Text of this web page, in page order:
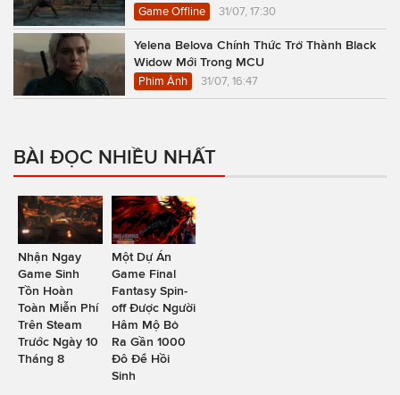
Game Offline 31/07, 17:30
Yelena Belova Chính Thức Trở Thành Black
Widow Mới Trong MCU
Phim Ảnh 31/07, 16:47
BÀI ĐỌC NHIỀU NHẤT
Nhận Ngay
Game Sinh
Tồn Hoàn
Toàn Miễn Phí
Trên Steam
Trước Ngày 10
Tháng 8
Một Dự Án
Game Final
Fantasy Spin-
off Được Người
Hâm Mộ Bỏ
Ra Gần 1000
Đô Để Hồi
Sinh